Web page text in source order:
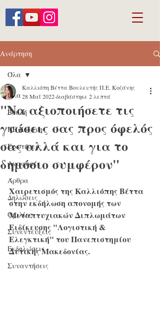
Ανάρτηση
Όλα
Βουλή
ΠΕ Κοζάνης
Ερωτήσεις
Αναφορές
Άρθρα
Δηλώσεις
Ομιλίες
Συνεντεύξεις
Εκδηλώσεις
Συναντήσεις
Όλα
"Να αξιοποιήσετε τις
γνώσεις σας προς όφελός
σας αλλά και για το
δημόσιο συμφέρον"
Καλλιόπη Βέττα Βουλευτής Π.Ε. Κοζάνης
28 Μαΐ 2022διαβάστηκε 2 λεπτά
Χαιρετισμός της Καλλιόπης Βέττα
στην εκδήλωση απονομής των
Μεταπτυχιακών Διπλωμάτων
Ειδίκευσης "Λογιστική &
Ελεγκτική" του Πανεπιστημίου
Δυτικής Μακεδονίας.